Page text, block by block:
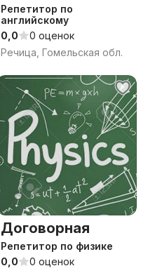
Репетитор по
английскому
0,0
0 оценок
Речица, Гомельская обл.
Договорная
Репетитор по физике
0,0
0 оценок